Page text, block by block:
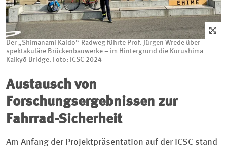
Der „Shimanami Kaido“-Radweg führte Prof. Jürgen Wrede über
spektakuläre Brückenbauwerke – im Hintergrund die Kurushima
Kaikyō Bridge. Foto: ICSC 2024
Austausch von
Forschungsergebnissen zur
Fahrrad-Sicherheit
Am Anfang der Projektpräsentation auf der ICSC stand